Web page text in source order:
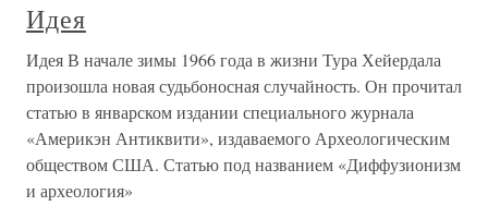
Идея
Идея В начале зимы 1966 года в жизни Тура Хейердала
произошла новая судьбоносная случайность. Он прочитал
статью в январском издании специального журнала
«Америкэн Антиквити», издаваемого Археологическим
обществом США. Статью под названием «Диффузионизм
и археология»